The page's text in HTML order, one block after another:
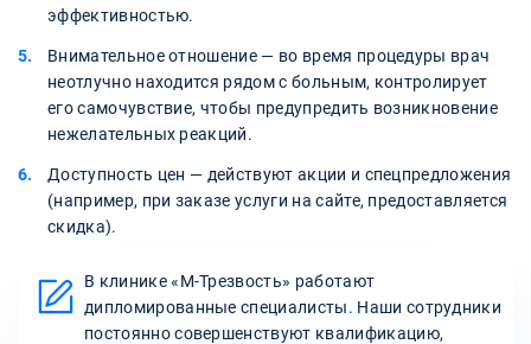
эффективностью.
Внимательное отношение — во время процедуры врач
неотлучно находится рядом с больным, контролирует
его самочувствие, чтобы предупредить возникновение
нежелательных реакций.
Доступность цен — действуют акции и спецпредложения
(например, при заказе услуги на сайте, предоставляется
скидка).
В клинике «М-Трезвость» работают
дипломированные специалисты. Наши сотрудники
постоянно совершенствуют квалификацию,